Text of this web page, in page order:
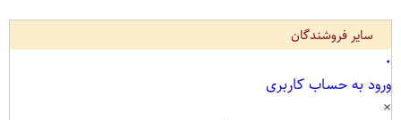
سایر فروشندگان
۰
ورود به حساب کاربری
×